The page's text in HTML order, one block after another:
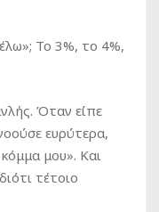
Το 3%, το 4%,
Όταν είπε
ευρύτερα,
μου». Και
τέτοιο